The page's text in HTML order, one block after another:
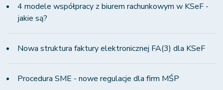
4 modele współpracy z biurem rachunkowym w KSeF -
jakie są?
Nowa struktura faktury elektronicznej FA(3) dla KSeF
Procedura SME - nowe regulacje dla firm MŚP